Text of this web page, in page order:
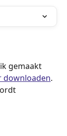
gemaakt
downloaden.